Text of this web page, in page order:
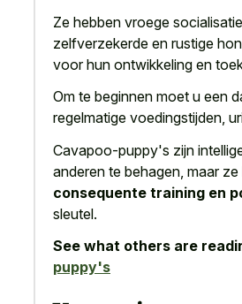
Ze hebben vroege
zelfverzekerde en rustige
voor hun ontwikkeling en
Om te beginnen moet u een
regelmatige voedingstijden,
Cavapoo-puppy's zijn
anderen te behagen, maar
consequente training en
sleutel.
See what others are
puppy's